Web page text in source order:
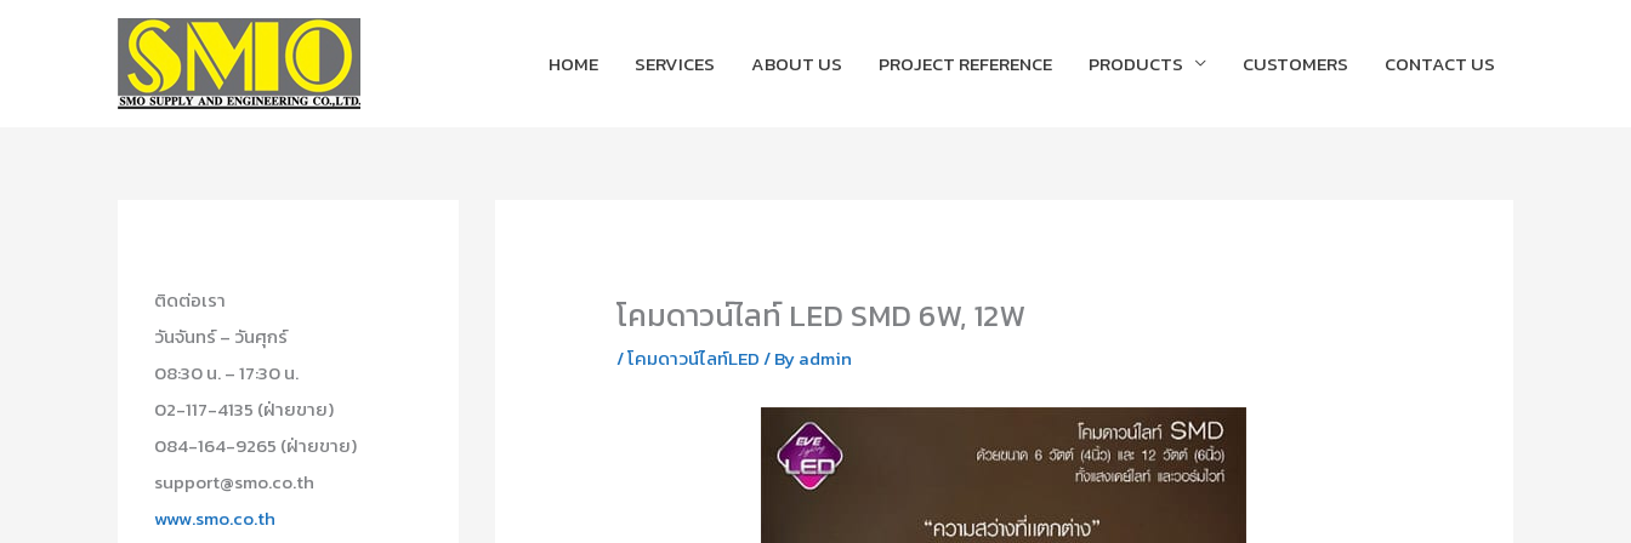
HOME SERVICES ABOUT US PROJECT REFERENCE PRODUCTS CUSTOMERS CONTACT US
ติดต่อเรา
วันจันทร์ – วันศุกร์
08:30 น. – 17:30 น.
02-117-4135 (ฝ่ายขาย)
084-164-9265 (ฝ่ายขาย)
support@smo.co.th
www.smo.co.th
โคมดาวน์ไลท์ LED SMD 6W, 12W
/โคมดาวน์ไลท์LED/ Byadmin